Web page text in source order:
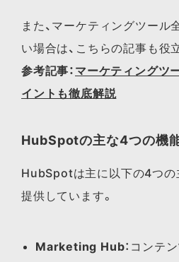
また、マーケティングツール
い​場合は、​こちらの​記事も​役
参考記事： マーケティングツ
イントも徹底解説
HubSpotの主な4つの機
HubSpotは主に以下の4つの
提供しています。
Marketing Hub：コンテ